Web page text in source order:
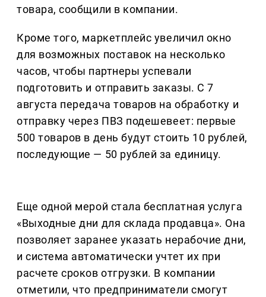
товара, сообщили в компании.
Кроме того, маркетплейс увеличил окно
для возможных поставок на несколько
часов, чтобы партнеры успевали
подготовить и отправить заказы. С 7
августа передача товаров на обработку и
отправку через ПВЗ подешевеет: первые
500 товаров в день будут стоить 10 рублей,
последующие — 50 рублей за единицу.
Еще одной мерой стала бесплатная услуга
«Выходные дни для склада продавца». Она
позволяет заранее указать нерабочие дни,
и система автоматически учтет их при
расчете сроков отгрузки. В компании
отметили, что предприниматели смогут